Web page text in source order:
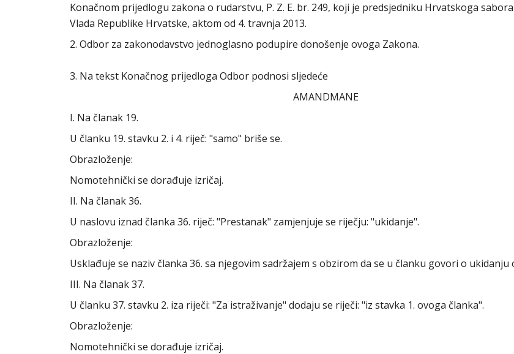
Konačnom prijedlogu zakona o rudarstvu, P. Z. E. br. 249, koji je predsjedniku Hrvatskoga
Vlada Republike Hrvatske, aktom od 4. travnja 2013.
2. Odbor za zakonodavstvo jednoglasno podupire donošenje ovoga Zakona.
3. Na tekst Konačnog prijedloga Odbor podnosi sljedeće
AMANDMANE
I. Na članak 19.
U članku 19. stavku 2. i 4. riječ: "samo" briše se.
Obrazloženje:
Nomotehnički se dorađuje izričaj.
II. Na članak 36.
U naslovu iznad članka 36. riječ: "Prestanak" zamjenjuje se riječju: "ukidanje".
Obrazloženje:
Usklađuje se naziv članka 36. sa njegovim sadržajem s obzirom da se u članku govori o ukidanju
III. Na članak 37.
U članku 37. stavku 2. iza riječi: "Za istraživanje" dodaju se riječi: "iz stavka 1. ovoga članka".
Obrazloženje:
Nomotehnički se dorađuje izričaj.